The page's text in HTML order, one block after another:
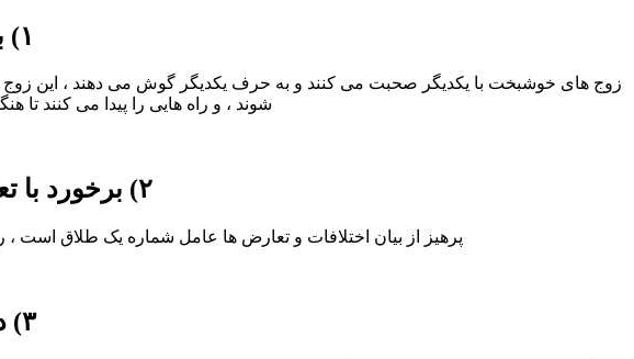
۱) برقراری ارتباط درست
زوج های خوشبخت با یکدیگر صحبت می کنند و به حرف یکدیگر گوش می دهند ، این زوج
شوند ، و راه هایی را پیدا می کنند
۲) برخورد با تعارض ها و اختلافات به شیوه مثبت
پرهیز از بیان اختلافات و تعارض ها عامل شماره یک طلاق است ،
۳) داشتن انتظارات واقعی